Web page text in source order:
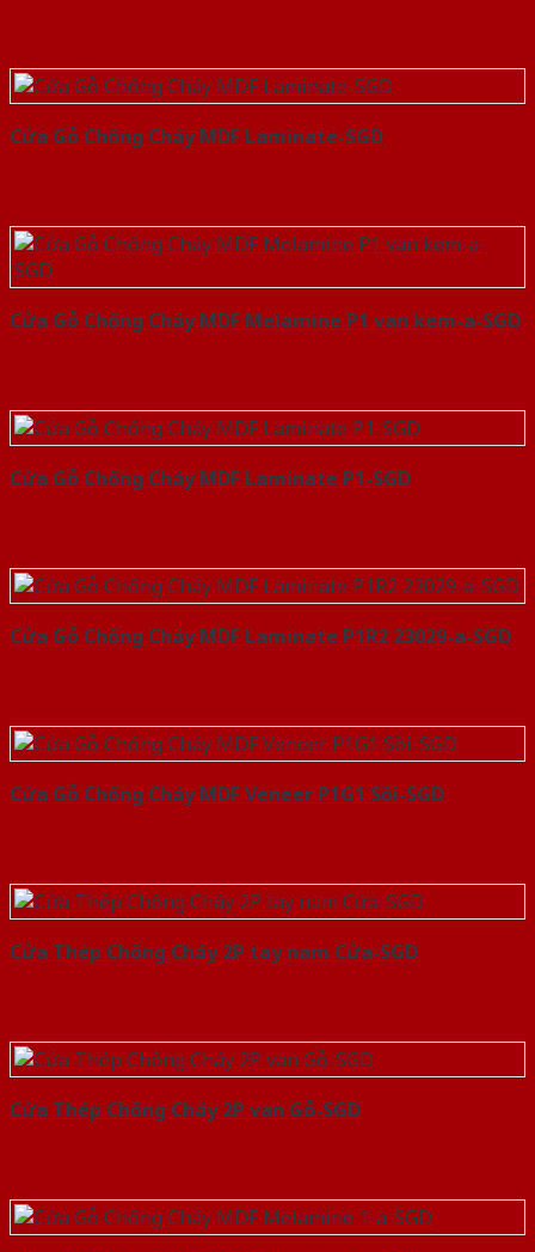
Cửa Gỗ Chống Cháy MDF Laminate-SGD
Cửa Gỗ Chống Cháy MDF Melamine P1 van kem-a-SGD
Cửa Gỗ Chống Cháy MDF Laminate P1-SGD
Cửa Gỗ Chống Cháy MDF Laminate P1R2 23029-a-SGD
Cửa Gỗ Chống Cháy MDF Veneer P1G1 Sồi-SGD
Cửa Thép Chống Cháy 2P tay nam Cửa-SGD
Cửa Thép Chống Cháy 2P van Gỗ-SGD